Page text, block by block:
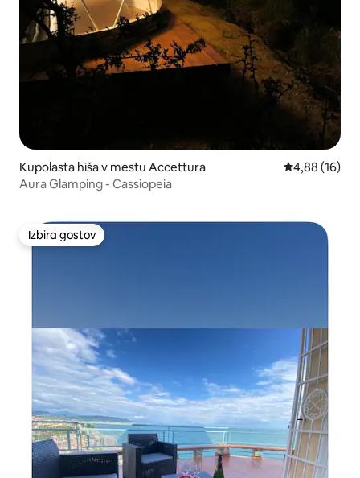
Kupolasta hiša v mestu Accettura Povprečna
4,88 (16)
Aura Glamping - Cassiopeia
Izbira gostov
Izbira gostov